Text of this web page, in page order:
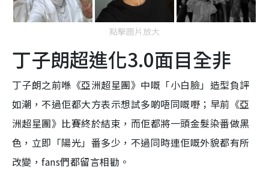
點擊圖片放大
丁子朗超進化3.0面目全非
丁子朗之前喺《亞洲超星團》中嘅「小白臉」造型負評
如潮，不過佢都大方表示想試多啲唔同嘅嘢；早前《亞
洲超星團》比賽終於結束，而佢都將一頭金髮染番做黑
色，立即「陽光」番多少，不過同時連佢嘅外貌都有所
改變，fans們都留言相勸。